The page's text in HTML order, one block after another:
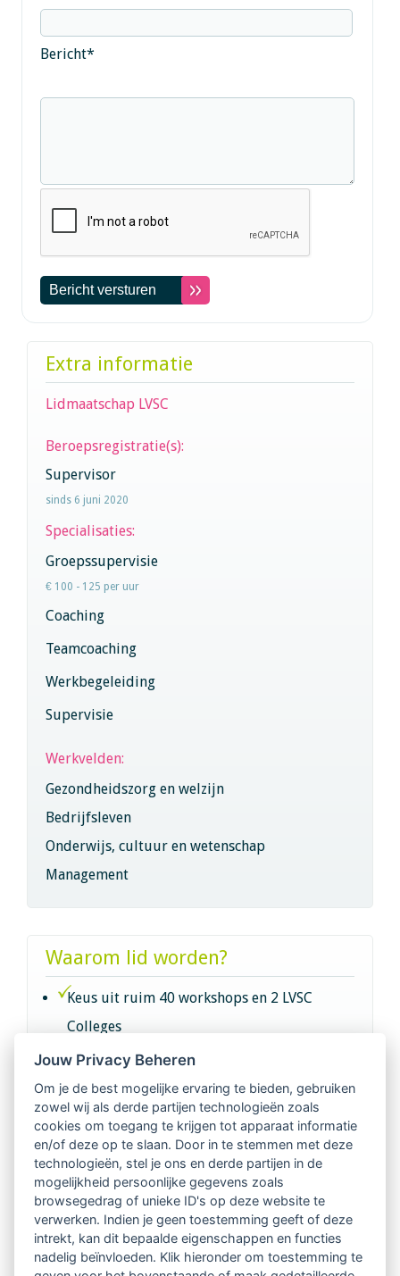
Bericht*
Extra informatie
Lidmaatschap LVSC
Beroepsregistratie(s):
Supervisor
sinds 6 juni 2020
Specialisaties:
Groepssupervisie
€ 100 - 125 per uur
Coaching
Teamcoaching
Werkbegeleiding
Supervisie
Werkvelden:
Gezondheidszorg en welzijn
Bedrijfsleven
Onderwijs, cultuur en wetenschap
Management
Waarom lid worden?
Keus uit ruim 40 workshops en 2 LVSC
Colleges
Intervisie met geregistreerde vakgenoten
Netwerk van 2100 professionals in 14
regio's
Vindbaar voor opdrachtgevers
Tijdschrift voor
Begeleidingskunde & kennisbank
Jouw Privacy Beheren
Om je de best mogelijke ervaring te bieden, gebruiken
zowel wij als derde partijen technologieën zoals
cookies om toegang te krijgen tot apparaat informatie
en/of deze op te slaan. Door in te stemmen met deze
technologieën, stel je ons en derde partijen in de
mogelijkheid persoonlijke gegevens zoals
browsegedrag of unieke ID's op deze website te
verwerken. Indien je geen toestemming geeft of deze
intrekt, kan dit bepaalde eigenschappen en functies
nadelig beïnvloeden. Klik hieronder om toestemming te